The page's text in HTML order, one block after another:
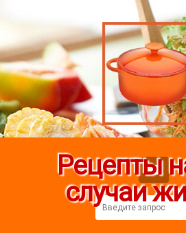
Рецепты
случаи